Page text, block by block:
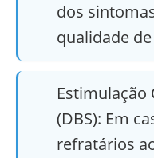
dos
qualidade
Estimulação
(DBS): Em
refratários